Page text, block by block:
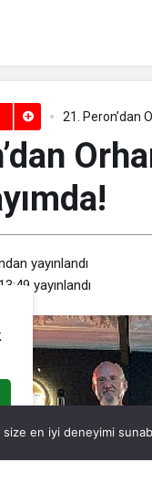
21. Peron’dan
yayınlandı
yayınlandı
en iyi deneyimi